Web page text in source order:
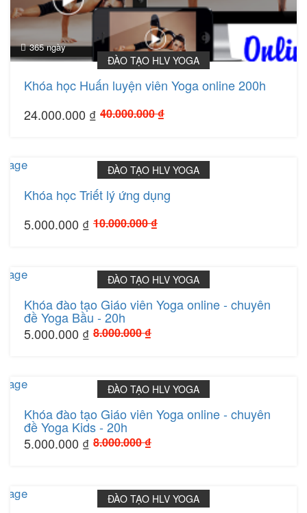
365 ngày
ĐÀO TẠO HLV YOGA
Khóa học Huấn luyện viên Yoga online 200h
24.000.000 ₫ 40.000.000 ₫
ĐÀO TẠO HLV YOGA
Khóa học Triết lý ứng dụng
5.000.000 ₫ 10.000.000 ₫
ĐÀO TẠO HLV YOGA
Khóa đào tạo Giáo viên Yoga online - chuyên
đề Yoga Bầu - 20h
5.000.000 ₫ 8.000.000 ₫
ĐÀO TẠO HLV YOGA
Khóa đào tạo Giáo viên Yoga online - chuyên
đề Yoga Kids - 20h
5.000.000 ₫ 8.000.000 ₫
ĐÀO TẠO HLV YOGA